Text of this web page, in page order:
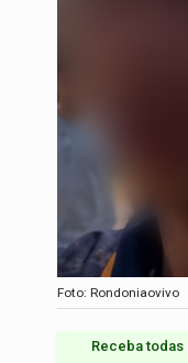
Foto: Rondoniaovivo
Receba todas